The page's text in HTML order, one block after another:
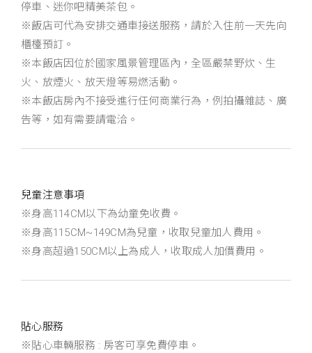
停車、迷你吧精美茶包。
※飯店可代為安排交通車接送服務，請於入住前一天先向
櫃檯預訂。
※本飯店因位於國家風景管理區內，全區嚴禁野炊、生
火、放煙火、放天燈等易燃活動。
※本飯店房內不接受進行任何商業行為，例拍攝雜誌、廣
告等，如有需要請電洽。
兒童注意事項
※身高114CM以下為幼童免收費。
※身高115CM~149CM為兒童，收取兒童加人費用。
※身高超過150CM以上為成人，收取成人加價費用。
貼心服務
※貼心車輛服務 : 房客可享免費停車。